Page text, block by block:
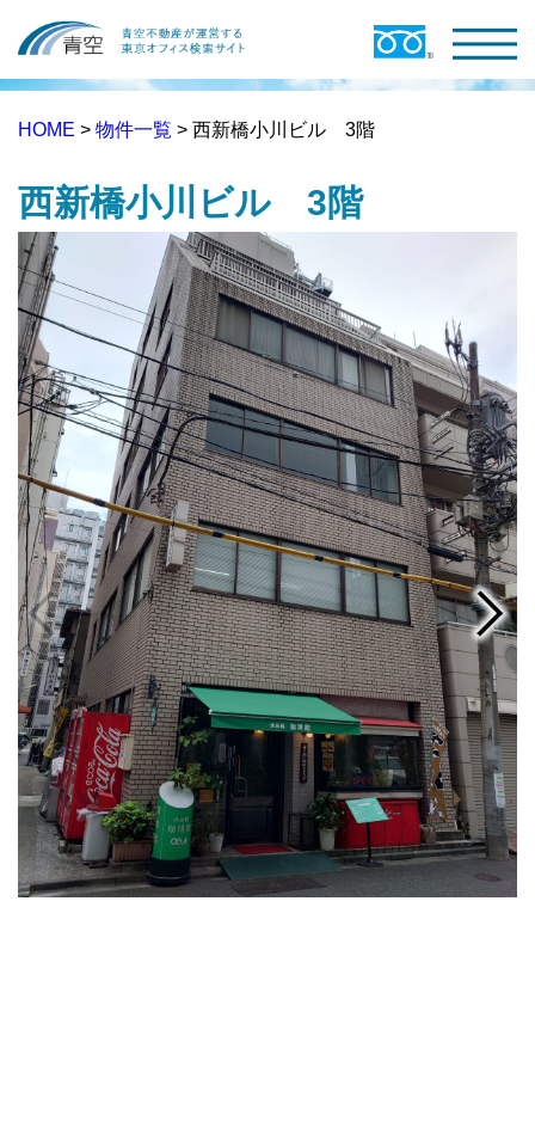
HOME > 物件一覧 > 西新橋小川ビル 3階
西新橋小川ビル 3階